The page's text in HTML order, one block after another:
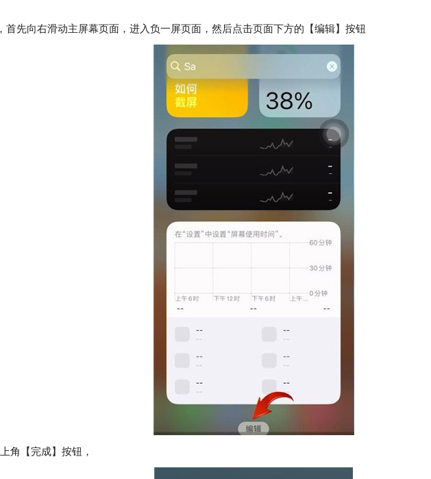
先向右滑动主屏幕页面，进入负一屏页面，然后点击页面下方的【编辑】按钮
角【完成】按钮，